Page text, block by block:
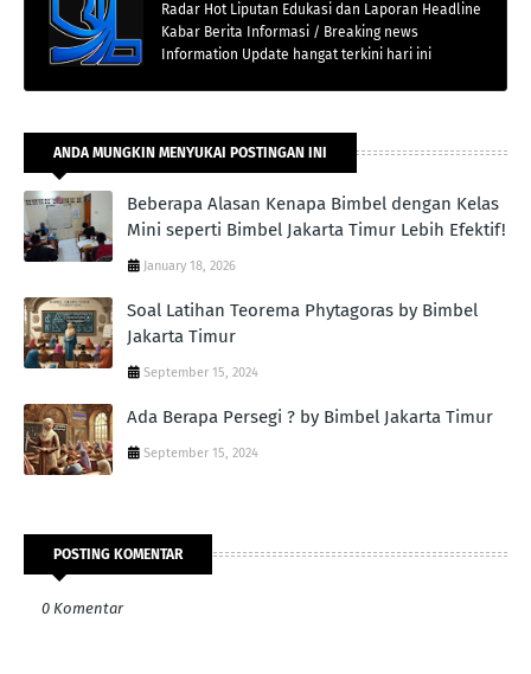
Radar Hot Liputan Edukasi dan Laporan Headline
Kabar Berita Informasi / Breaking news
Information Update hangat terkini hari ini
ANDA MUNGKIN MENYUKAI POSTINGAN INI
Beberapa Alasan Kenapa Bimbel dengan Kelas
Mini seperti Bimbel Jakarta Timur Lebih Efektif!
January 18, 2026
Soal Latihan Teorema Phytagoras by Bimbel
Jakarta Timur
September 15, 2024
Ada Berapa Persegi ? by Bimbel Jakarta Timur
September 15, 2024
POSTING KOMENTAR
0 Komentar